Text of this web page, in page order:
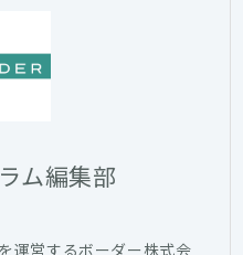
ム編集部
運営するボーダー株式会